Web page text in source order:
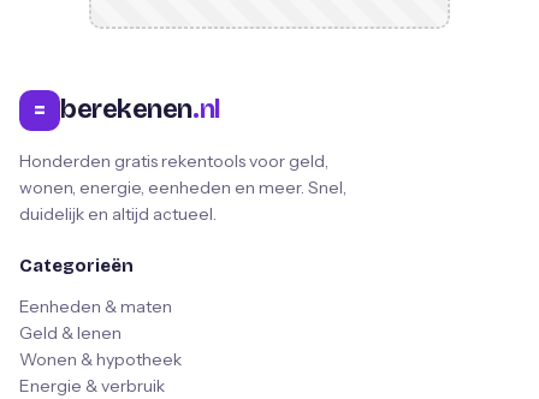
= berekenen.nl
Honderden gratis rekentools voor geld,
wonen, energie, eenheden en meer. Snel,
duidelijk en altijd actueel.
Categorieën
Eenheden & maten
Geld & lenen
Wonen & hypotheek
Energie & verbruik